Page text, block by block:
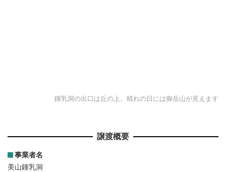
鍾乳洞の出口は丘の上。晴れの日には御岳山が見えます
譲渡概要
事業者名
美山鍾乳洞